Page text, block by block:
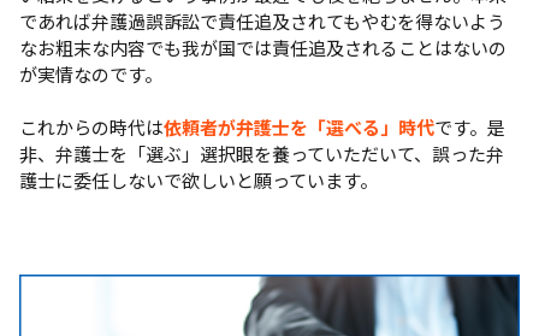
であれば弁護過誤訴訟で責任追及されてもやむを得ないよう
なお粗末な内容でも我が国では責任追及されることはないの
が実情なのです。
これからの時代は依頼者が弁護士を「選べる」時代です。是
非、弁護士を「選ぶ」選択眼を養っていただいて、誤った弁
護士に委任しないで欲しいと願っています。